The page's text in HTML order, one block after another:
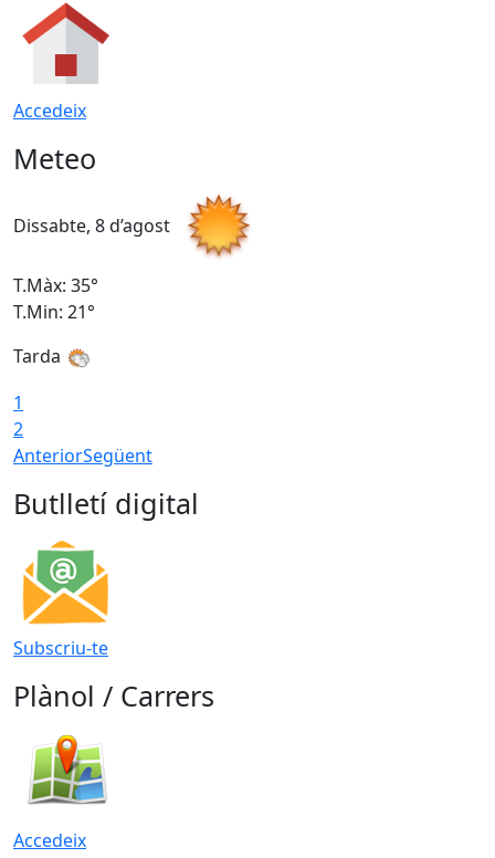
Accedeix
Meteo
Dissabte, 8 d’agost
T.Màx: 35°
T.Min: 21°
Tarda
1
2
AnteriorSegüent
Butlletí digital
Subscriu-te
Plànol / Carrers
Accedeix